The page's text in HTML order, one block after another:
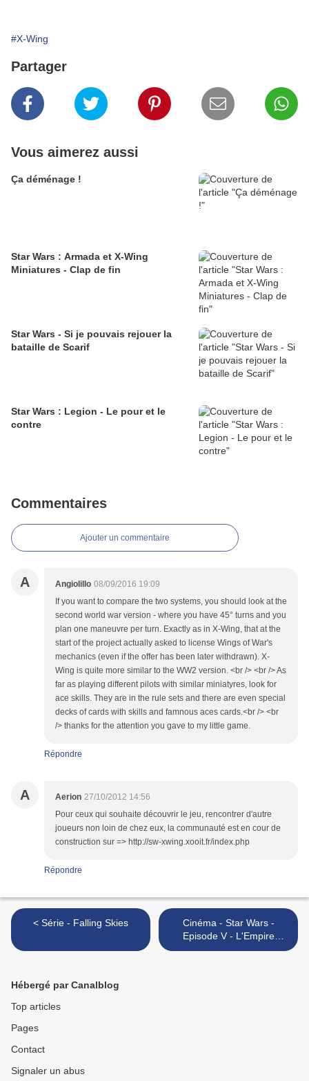
#X-Wing
Partager
Vous aimerez aussi
Ça déménage !
Star Wars : Armada et X-Wing
Miniatures - Clap de fin
Star Wars - Si je pouvais rejouer la
bataille de Scarif
Star Wars : Legion - Le pour et le
contre
Commentaires
Ajouter un commentaire
A Angiolillo 08/09/2016 19:09
If you want to compare the two systems, you should look at the
second world war version - where you have 45° turns and you
plan one maneuvre per turn. Exactly as in X-Wing, that at the
start of the project actually asked to license Wings of War's
mechanics (even if the offer has been later withdrawn). X-
Wing is quite more similar to the WW2 version. <br /> <br /> As
far as playing different pilots with similar miniatyres, look for
ace skills. They are in the rule sets and there are even special
decks of cards with skills and famnous aces cards.<br /> <br
/> thanks for the attention you gave to my little game.
Répondre
A Aerion 27/10/2012 14:56
Pour ceux qui souhaite découvrir le jeu, rencontrer d'autre
joueurs non loin de chez eux, la communauté est en cour de
construction sur => http://sw-xwing.xooit.fr/index.php
Répondre
< Série - Falling Skies
Cinéma - Star Wars -
Episode V - L'Empire
Contre-Attaque >
Hébergé par Canalblog
Top articles
Pages
Contact
Signaler un abus